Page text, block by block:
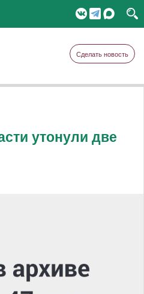
Сделать новость
утонули две